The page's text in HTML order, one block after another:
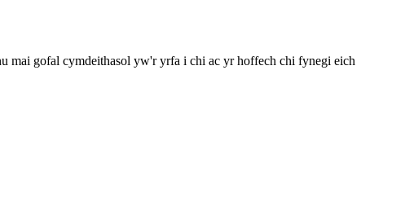
mai gofal cymdeithasol yw'r yrfa i chi ac yr hoffech chi fynegi eich